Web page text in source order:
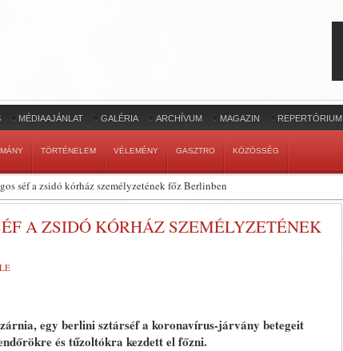
MÉDIAAJÁNLAT GALÉRIA ARCHÍVUM MAGAZIN REPERTÓRIUM
TÖRTÉNELEM VÉLEMÉNY GASZTRO KÖZÖSSÉG
séf a zsidó kórház személyzetének főz Berlinben
A ZSIDÓ KÓRHÁZ SZEMÉLYZETÉNEK
egy berlini sztárséf a koronavírus-járvány betegeit
és tűzoltókra kezdett el főzni.